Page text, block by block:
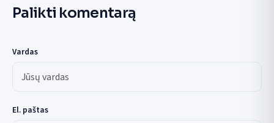
Palikti komentarą
Vardas
El. paštas